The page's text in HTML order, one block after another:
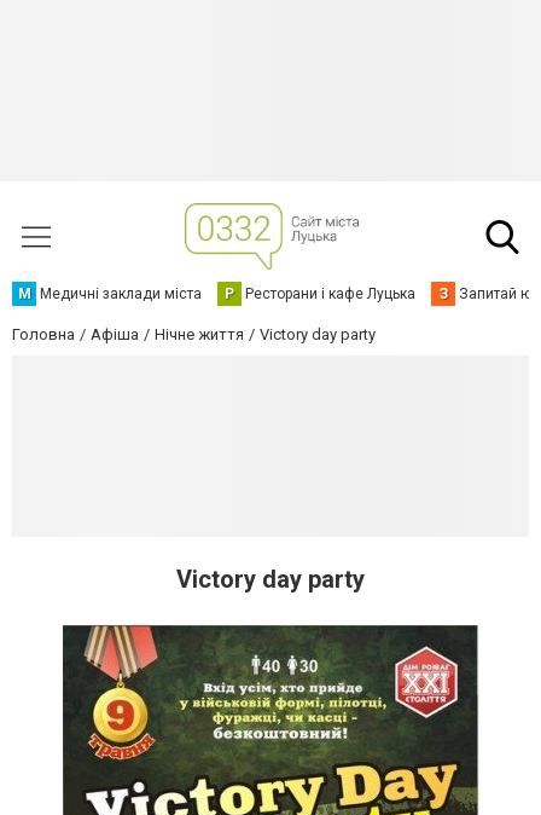
М Медичні заклади міста Р Ресторани і кафе Луцька З Запитай
Головна Афіша Нічне життя Victory day party
Victory day party